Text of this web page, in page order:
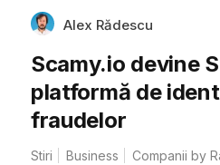
Alex Rădescu
Scamy.io devine
platformă de
fraudelor
Stiri Business Companii by